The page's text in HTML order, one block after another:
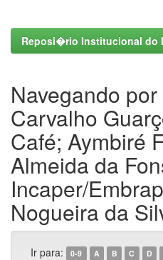
Reposi�rio Institucional do
Navegando
Carvalho
Café; Aymbiré
Almeida da
Incaper/
Nogueira da
Ir para: 0-9 A B C D